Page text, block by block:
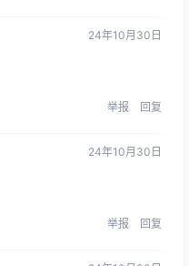
24年10月30日
举报 回复
24年10月30日
举报 回复